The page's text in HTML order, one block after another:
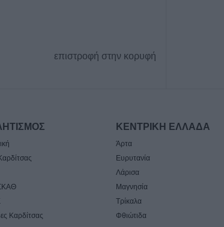
επιστροφή στην κορυφή
2,3 εκατ.
Καρδίτσας
ΚΕΝΤΡΙΚΗ ΕΛΛΑΔΑ
Άρτα
Ευρυτανία
Λάρισα
Μαγνησία
Τρίκαλα
Φθιώτιδα